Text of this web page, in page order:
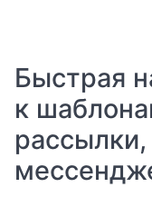
Быстрая
к